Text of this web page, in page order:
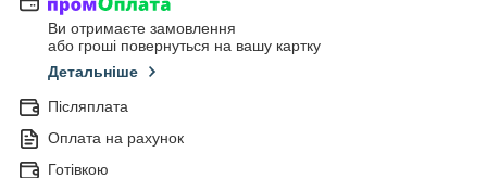
Ви отримаєте замовлення
або гроші повернуться на вашу картку
Детальніше
Післяплата
Оплата на рахунок
Готівкою